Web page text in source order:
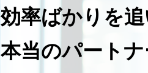
効率ばかりを追
本当のパート